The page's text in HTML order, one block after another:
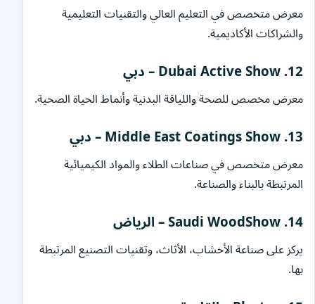
معرض متخصص في التعليم العالي والتقنيات التعليمية
والشراكات الأكاديمية.
12. Dubai Active Show – دبي
معرض مخصص للصحة واللياقة البدنية وأنماط الحياة الصحية.
13. Middle East Coatings Show – دبي
معرض متخصص في صناعات الطلاء والمواد الكيميائية
المرتبطة بالبناء والصناعة.
14. Saudi WoodShow – الرياض
يركز على صناعة الأخشاب، الأثاث، وتقنيات التصنيع المرتبطة
بها.